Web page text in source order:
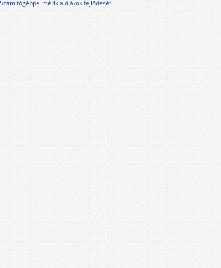
Számítógéppel mérik a diákok fejlődését